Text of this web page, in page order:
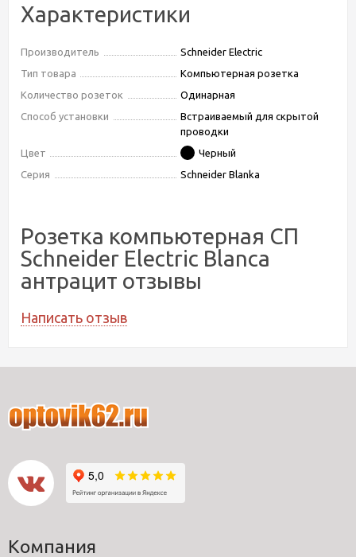
Характеристики
Производитель
Schneider Electric
Тип товара
Компьютерная розетка
Количество розеток
Одинарная
Способ установки
Встраиваемый для скрытой
проводки
Цвет
Черный
Серия
Schneider Blanka
Розетка компьютерная СП
Schneider Electric Blanca
антрацит отзывы
Написать отзыв
Компания